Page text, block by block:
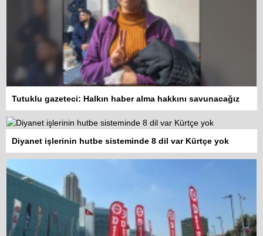
Tutuklu gazeteci: Halkın haber alma hakkını savunacağız
Diyanet işlerinin hutbe sisteminde 8 dil var Kürtçe yok